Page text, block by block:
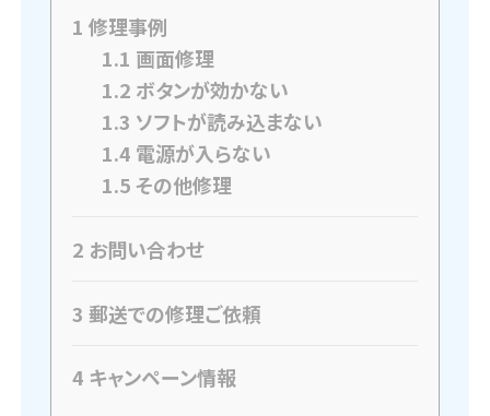
1 修理事例
1.1 画面修理
1.2 ボタンが効かない
1.3 ソフトが読み込まない
1.4 電源が入らない
1.5その他修理
2 お問い合わせ
3 郵送での修理ご依頼
4 キャンペーン情報